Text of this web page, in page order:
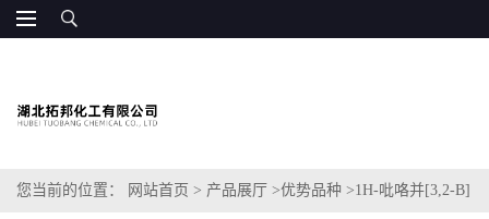
您当前的位置： 网站首页 > 产品展厅 >优势品种 >1H-吡咯并[3,2-B]